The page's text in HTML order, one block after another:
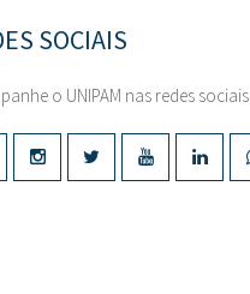
SOCIAIS
o UNIPAM nas redes sociais.